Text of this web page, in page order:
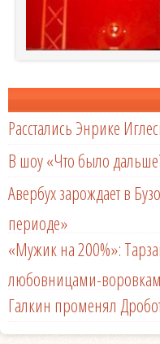
Расстались Энрике
В шоу «Что было
Авербух зарождает в
периоде»
«Мужик на 200%»:
любовницами-
Галкин променял